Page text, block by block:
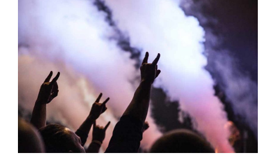
Musique lo diab’ : rock et superstition